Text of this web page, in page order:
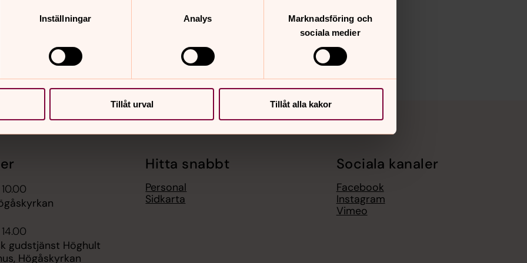
Inställningar Analys
Marknadsföring och
sociala medier
Tillåt urval Tillåt alla kakor
gudstjänst Höghult
Högåskyrkan
Hitta snabbt
Personal
Sidkarta
Sociala kanaler
Facebook
Instagram
Vimeo